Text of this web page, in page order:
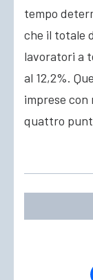
tempo
che il totale
lavoratori a
al 12,2%.
imprese con
quattro